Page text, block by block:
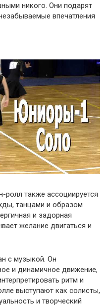
никого. Они подарят
впечатления
ролл также ассоциируется
танцами и образом
и задорная
желание двигаться и
с музыкой. Он
и динамичное движение,
ритм и
выступают как солисты,
и творческий